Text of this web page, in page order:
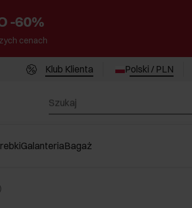
-60%
cenach
Klub Klienta Polski / PLN
GalanteriaBagaż